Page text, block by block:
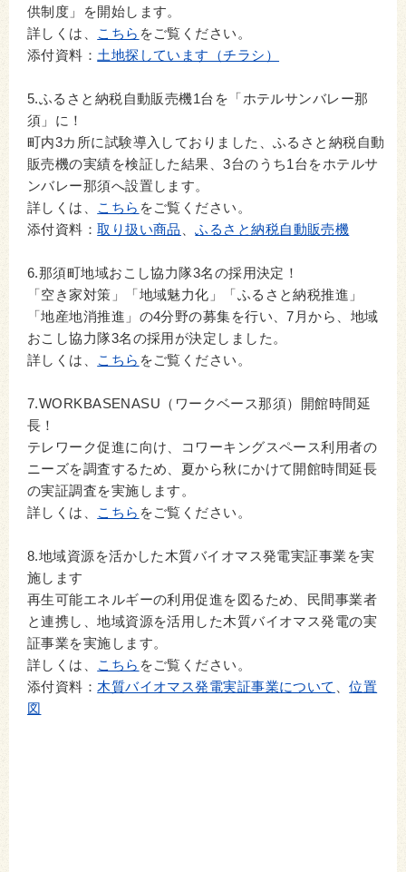
供制度」を開始します。
詳しくは、
こちら をご覧ください。
添付資料：土地探しています（チラシ）
5.ふるさと納税自動販売機1台を「ホテルサンバレー那
須」に！
町内3カ所に試験導入しておりました、ふるさと納税自動
販売機の実績を検証した結果、3台のうち1台をホテルサ
ンバレー那須へ設置します。
詳しくは、
こちら をご覧ください。
添付資料：取り扱い商品 、ふるさと納税自動販売機
6.那須町地域おこし協力隊3名の採用決定！
「空き家対策」「地域魅力化」「ふるさと納税推進」
「地産地消推進」の4分野の募集を行い、7月から、地域
おこし協力隊3名の採用が決定しました。
詳しくは、
こちら をご覧ください。
7.WORKBASENASU（ワークベース那須）開館時間延
長！
テレワーク促進に向け、コワーキングスペース利用者の
ニーズを調査するため、夏から秋にかけて開館時間延長
の実証調査を実施します。
詳しくは、
こちら をご覧ください。
8.地域資源を活かした木質バイオマス発電実証事業を実
施します
再生可能エネルギーの利用促進を図るため、民間事業者
と連携し、地域資源を活用した木質バイオマス発電の実
証事業を実施します。
詳しくは、
こちら をご覧ください。
添付資料：木質バイオマス発電実証事業について 、位置
図